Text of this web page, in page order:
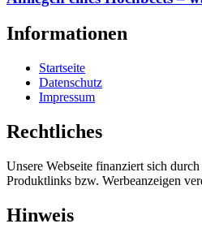
Informationen
Startseite
Datenschutz
Impressum
Rechtliches
Unsere Webseite finanziert sich
Produktlinks bzw. Werbeanzeigen
Hinweis